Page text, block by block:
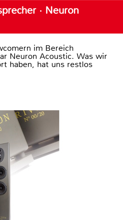
· Neuron
im Bereich
Neuron Acoustic. Was wir
haben, hat uns restlos